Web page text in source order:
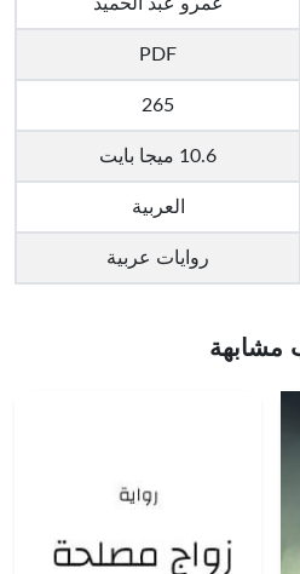
PDF
265
10.6 ميجا بايت
العربية
روايات عربية
مشابهة